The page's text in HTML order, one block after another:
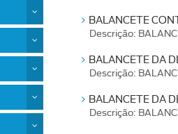
BALANCETE
Descrição:
BALANCETE DA
Descrição:
BALANCETE DA
Descrição: